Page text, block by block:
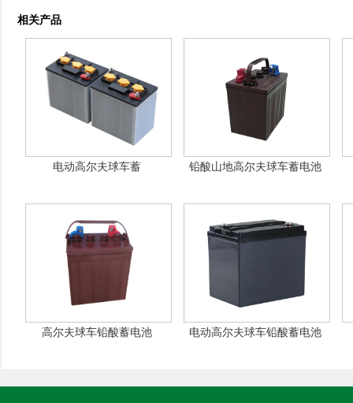
相关产品
电动高尔夫球车蓄 铅酸山地高尔夫球车蓄电池
高尔夫球车铅酸蓄电池 电动高尔夫球车铅酸蓄电池